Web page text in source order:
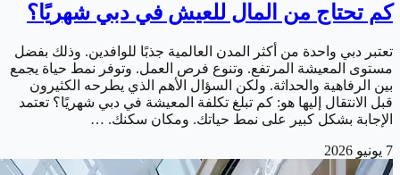
كم تحتاج من المال للعيش في دبي شهريًا؟
تعتبر دبي واحدة من أكثر المدن العالمية جذبًا للوافدين. وذلك بفضل
مستوى المعيشة المرتفع. وتنوع فرص العمل. وتوفر نمط حياة يجمع
بين الرفاهية والحداثة. ولكن السؤال الأهم الذي يطرحه الكثيرون
قبل الانتقال إليها هو: كم تبلغ تكلفة المعيشة في دبي شهريًا؟ تعتمد
الإجابة بشكل كبير على نمط حياتك. ومكان سكنك. …
7 يونيو 2026